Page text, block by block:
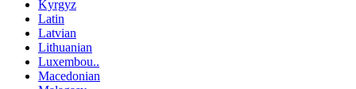
Kyrgyz
Latin
Latvian
Lithuanian
Luxembou..
Macedonian